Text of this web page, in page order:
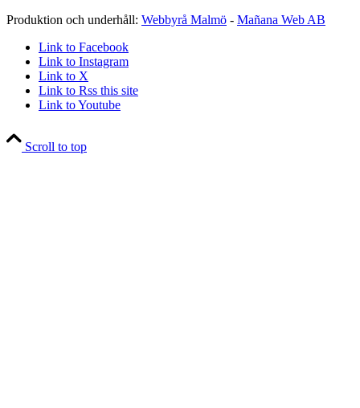
Produktion och underhåll: Webbyrå Malmö - Mañana Web AB
Link to Facebook
Link to Instagram
Link to X
Link to Rss this site
Link to Youtube
Scroll to top